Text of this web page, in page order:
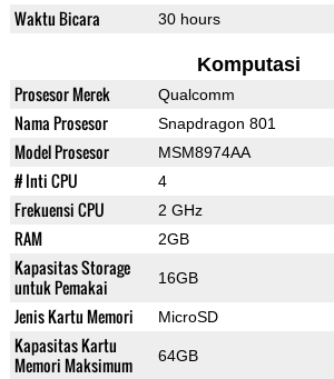
Waktu Bicara
30 hours
Komputasi
Prosesor Merek Qualcomm
Nama Prosesor Snapdragon 801
Model Prosesor MSM8974AA
# Inti CPU 4
Frekuensi CPU 2 GHz
RAM 2GB
Kapasitas Storage
untuk Pemakai
16GB
Jenis Kartu Memori MicroSD
Kapasitas Kartu
Memori Maksimum
64GB